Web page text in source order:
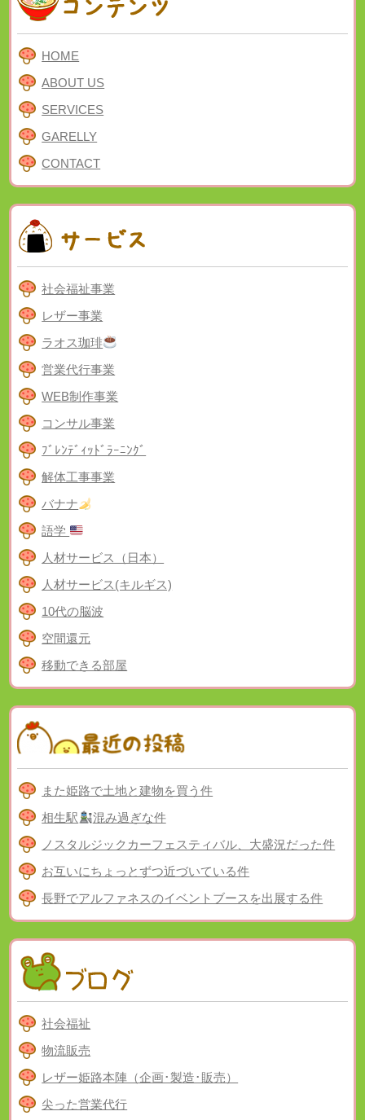
HOME
ABOUT US
SERVICES
GARELLY
CONTACT
社会福祉事業
レザー事業
ラオス珈琲
営業代行事業
WEB制作事業
コンサル事業
ﾌﾞﾚﾝﾃﾞｨｯﾄﾞﾗｰﾆﾝｸﾞ
解体工事事業
バナナ
語学
人材サービス（日本）
人材サービス(キルギス)
10代の脳波
空間還元
移動できる部屋
また姫路で土地と建物を買う件
相生駅
混み過ぎな件
ノスタルジックカーフェスティバル、大盛況だった件
お互いにちょっとずつ近づいている件
長野でアルファネスのイベントブースを出展する件
社会福祉
物流販売
レザー姫路本陣（企画･製造･販売）
尖った営業代行